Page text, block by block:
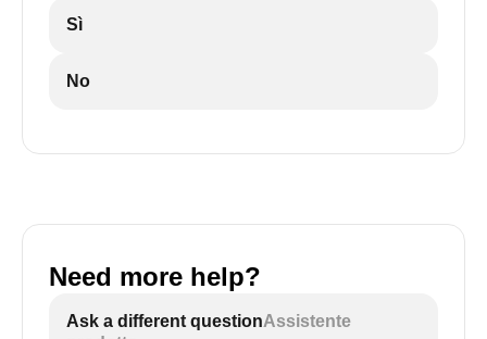
Sì
No
Need more help?
Ask a different questionAssistente